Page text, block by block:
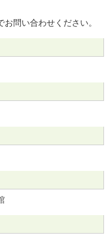
問い合わせください。